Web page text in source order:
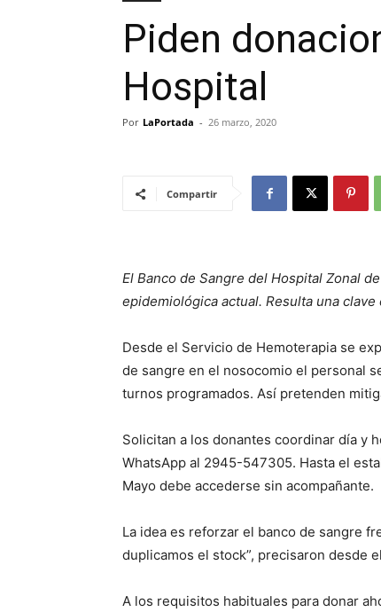
Piden
Hospital
Por LaPortada - 26 marzo, 2020
Compartir
El Banco de Sangre del Hospital Zonal
epidemiológica actual. Resulta una
Desde el Servicio de Hemoterapia se
de sangre en el nosocomio el personal
turnos programados. Así pretenden
Solicitan a los donantes coordinar día y
WhatsApp al 2945-547305. Hasta el
Mayo debe accederse sin acompañante.
La idea es reforzar el banco de sangre
duplicamos el stock”, precisaron desde
A los requisitos habituales para donar